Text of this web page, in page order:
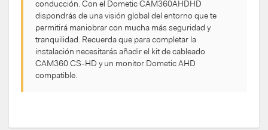
conducción. Con el Dometic CAM360AHDHD
dispondrás de una visión global del entorno que te
permitirá maniobrar con mucha más seguridad y
tranquilidad. Recuerda que para completar la
instalación necesitarás añadir el kit de cableado
CAM360 CS-HD y un monitor Dometic AHD
compatible.